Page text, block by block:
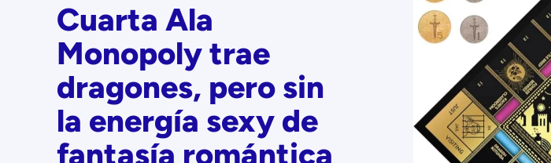
Cuarta Ala
Monopoly trae
dragones, pero sin
la energía sexy de
fantasía romántica